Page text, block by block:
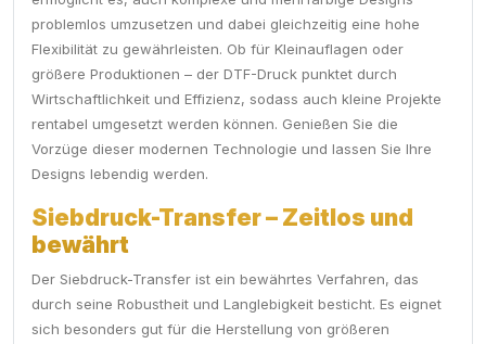
problemlos umzusetzen und dabei gleichzeitig eine hohe
Flexibilität zu gewährleisten. Ob für Kleinauflagen oder
größere Produktionen – der DTF-Druck punktet durch
Wirtschaftlichkeit und Effizienz, sodass auch kleine Projekte
rentabel umgesetzt werden können. Genießen Sie die
Vorzüge dieser modernen Technologie und lassen Sie Ihre
Designs lebendig werden.
Siebdruck-Transfer – Zeitlos und
bewährt
Der Siebdruck-Transfer ist ein bewährtes Verfahren, das
durch seine Robustheit und Langlebigkeit besticht. Es eignet
sich besonders gut für die Herstellung von größeren